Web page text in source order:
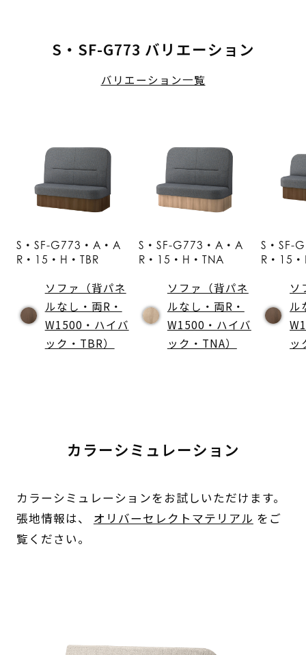
S・SF-G773 バリエーション
バリエーション一覧
S・SF-G773・A・A
R・15・H・TBR
ソファ（背パネ
ルなし・両R・
W1500・ハイバ
ック・TBR）
S・SF-G773・A・A
R・15・H・TNA
ソファ（背パネ
ルなし・両R・
W1500・ハイバ
ック・TNA）
S・SF-
R・15・
ソ
ル
ッ
カラーシミュレーション
カラーシミュレーションをお試しいただけます。
張地情報は、 オリバーセレクトマテリアル をご
覧ください。